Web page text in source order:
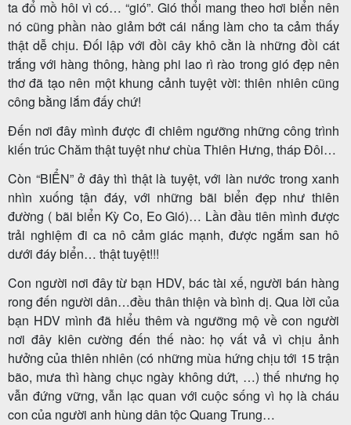
nước
Combo
Nhơn
Lịch
khởi
hành
Tin
du
lịch
ta đổ mồ hôi vì có… “gió”. Gió thổi mang theo hơi biển nên
nó cũng phần nào giảm bớt cái nắng làm cho ta cảm thấy
thật dễ chịu. Đối lập vớiđồi cây khô cằn là những đồi cát
trắng với hàng thông, hàng phi lao rì rào trong gió đẹp nên
thơ đã tạo nên một khung cảnh tuyệt vời: thiên nhiên cũng
công bằng lắm đấy chứ!
Đến nơi đây mình được đi chiêm ngưỡng những công trình
kiến trúc Chăm thật tuyệt như chùa Thiên Hưng, tháp Đôi…
Còn “BIỂN” ở đây thì thật là tuyệt, với làn nước trong xanh
nhìn xuống tận đáy, với những bãi biển đẹp như thiên
đường ( bãi biển Kỳ Co, Eo Gió)… Lần đầu tiên mình được
trải nghiệm đi ca nô cảm giác mạnh, được ngắm san hô
dưới đáy biển… thật tuyệt!!!
Con người nơi đây từ bạn HDV, bác tài xế, người bán hàng
rong đến người dân…đều thân thiện và bình dị. Qua lời của
bạn HDV mình đã hiểu thêm và ngưỡng mộ về con người
nơi đây kiên cường đến thế nào: họ vất vả vì chịu ảnh
hưởng của thiên nhiên (có những mùa hứng chịu tới 15 trận
bão, mưa thì hàng chục ngày không dứt, …) thế nhưng họ
vẫn đứng vững, vẫn lạc quan với cuộc sống vì họ là cháu
con của người anh hùng dân tộc Quang Trung…